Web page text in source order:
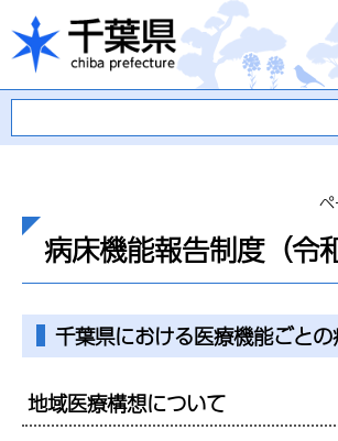
千葉県
病床機能報告制度（令
千葉県における医療機能ごと
地域医療構想について